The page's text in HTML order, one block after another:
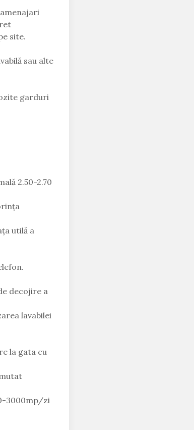
site.
sau alte
garduri
2.50-2.70
utilă a
decojire a
lavabilei
la gata cu
3000mp/zi